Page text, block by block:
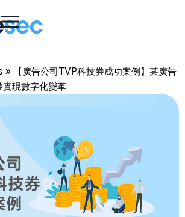
»
【廣告公司TVP科技券成功案例】某廣告
現數字化變革